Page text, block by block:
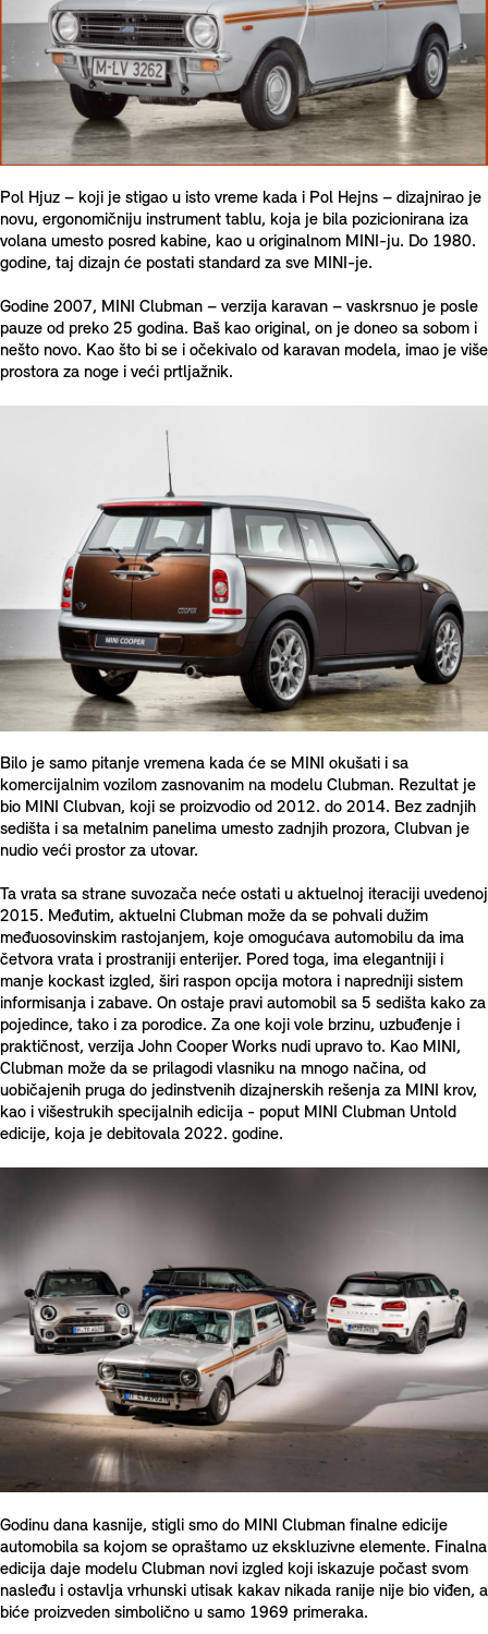
Pol Hjuz – koji je stigao u isto vreme kada i Pol Hejns – dizajnirao je
novu, ergonomičniju instrument tablu, koja je bila pozicionirana iza
volana umesto posred kabine, kao u originalnom MINI-ju. Do 1980.
godine, taj dizajn će postati standard za sve MINI-je.
Godine 2007, MINI Clubman – verzija karavan – vaskrsnuo je posle
pauze od preko 25 godina. Baš kao original, on je doneo sa sobom i
nešto novo. Kao što bi se i očekivalo od karavan modela, imao je više
prostora za noge i veći prtljažnik.
Bilo je samo pitanje vremena kada će se MINI okušati i sa
komercijalnim vozilom zasnovanim na modelu Clubman. Rezultat je
bio MINI Clubvan, koji se proizvodio od 2012. do 2014. Bez zadnjih
sedišta i sa metalnim panelima umesto zadnjih prozora, Clubvan je
nudio veći prostor za utovar.
Ta vrata sa strane suvozača neće ostati u aktuelnoj iteraciji uvedenoj
2015. Međutim, aktuelni Clubman može da se pohvali dužim
međuosovinskim rastojanjem, koje omogućava automobilu da ima
četvora vrata i prostraniji enterijer. Pored toga, ima elegantniji i
manje kockast izgled, širi raspon opcija motora i napredniji sistem
informisanja i zabave. On ostaje pravi automobil sa 5 sedišta kako za
pojedince, tako i za porodice. Za one koji vole brzinu, uzbuđenje i
praktičnost, verzija John Cooper Works nudi upravo to. Kao MINI,
Clubman može da se prilagodi vlasniku na mnogo načina, od
uobičajenih pruga do jedinstvenih dizajnerskih rešenja za MINI krov,
kao i višestrukih specijalnih edicija - poput MINI Clubman Untold
edicije, koja je debitovala 2022. godine.
Godinu dana kasnije, stigli smo do MINI Clubman finalne edicije
automobila sa kojom se opraštamo uz ekskluzivne elemente. Finalna
edicija daje modelu Clubman novi izgled koji iskazuje počast svom
nasleđu i ostavlja vrhunski utisak kakav nikada ranije nije bio viđen, a
biće proizveden simbolično u samo 1969 primeraka.